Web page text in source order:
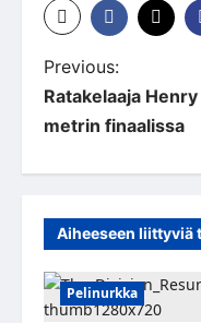
P
o
n
a
v
Previous:
Ratakelaaja
metrin finaalissa
Aiheeseen liittyviä
Pelinurkka